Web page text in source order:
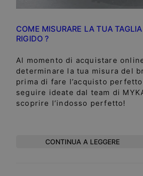
COME MISURARE LA TUA
RIGIDO ?
Al momento di acquistare
determinare la tua misura del
prima di fare l’acquisto
seguire ideate dal team di
scoprire l’indosso perfetto!
CONTINUA A LEGGERE